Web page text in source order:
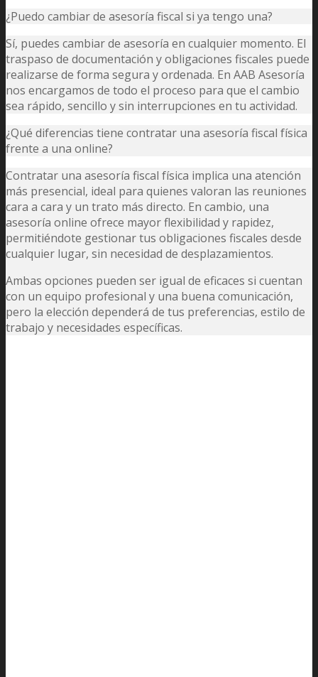
¿Puedo cambiar de asesoría fiscal si ya tengo una?
Sí, puedes cambiar de asesoría en cualquier momento. El
traspaso de documentación y obligaciones fiscales puede
realizarse de forma segura y ordenada. En AAB Asesoría
nos encargamos de todo el proceso para que el cambio
sea rápido, sencillo y sin interrupciones en tu actividad.
¿Qué diferencias tiene contratar una asesoría fiscal física
frente a una online?
Contratar una asesoría fiscal física implica una atención
más presencial, ideal para quienes valoran las reuniones
cara a cara y un trato más directo. En cambio, una
asesoría online ofrece mayor flexibilidad y rapidez,
permitiéndote gestionar tus obligaciones fiscales desde
cualquier lugar, sin necesidad de desplazamientos.
Ambas opciones pueden ser igual de eficaces si cuentan
con un equipo profesional y una buena comunicación,
pero la elección dependerá de tus preferencias, estilo de
trabajo y necesidades específicas.